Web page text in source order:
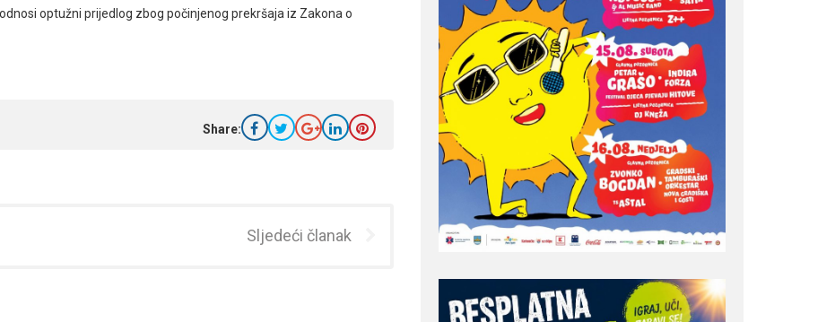
optužni prijedlog zbog počinjenog prekršaja iz Zakona o
Share:
Sljedeći članak